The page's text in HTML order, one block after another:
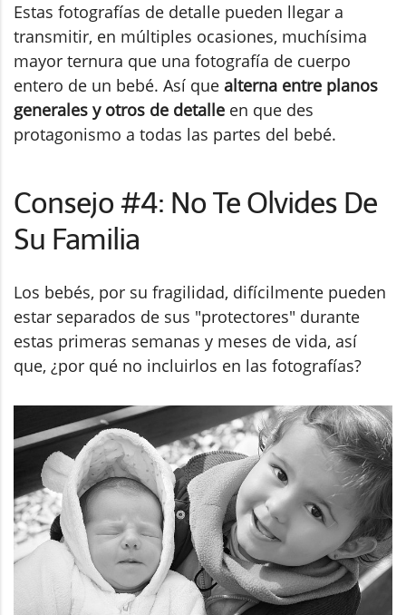
Estas fotografías de detalle pueden llegar a
transmitir, en múltiples ocasiones, muchísima
mayor ternura que una fotografía de cuerpo
entero de un bebé. Así que alterna entre planos
generales y otros de detalle en que des
protagonismo a todas las partes del bebé.
Consejo #4: No Te Olvides De
Su Familia
Los bebés, por su fragilidad, difícilmente pueden
estar separados de sus "protectores" durante
estas primeras semanas y meses de vida, así
que, ¿por qué no incluirlos en las fotografías?